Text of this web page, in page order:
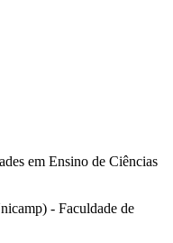
em Ensino de Ciências
- Faculdade de